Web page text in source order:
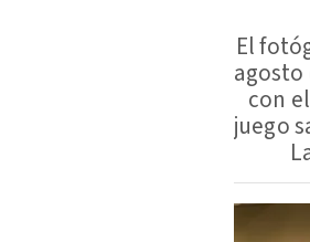
El
agosto
con
juego